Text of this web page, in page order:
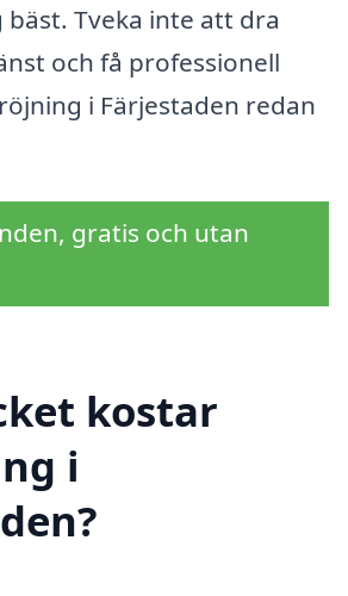
bäst. Tveka inte att dra
och få professionell
i Färjestaden redan
gratis och utan
kostar
i